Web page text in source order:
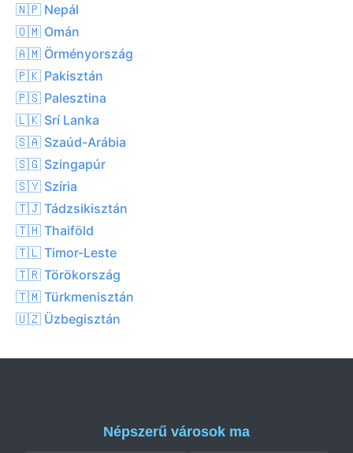
🇳🇵 Nepál
🇴🇲 Omán
🇦🇲 Örményország
🇵🇰 Pakisztán
🇵🇸 Palesztina
🇱🇰 Srí Lanka
🇸🇦 Szaúd-Arábia
🇸🇬 Szingapúr
🇸🇾 Szíria
🇹🇯 Tádzsikisztán
🇹🇭 Thaiföld
🇹🇱 Timor-Leste
🇹🇷 Törökország
🇹🇲 Türkmenisztán
🇺🇿 Üzbegisztán
Népszerű városok ma